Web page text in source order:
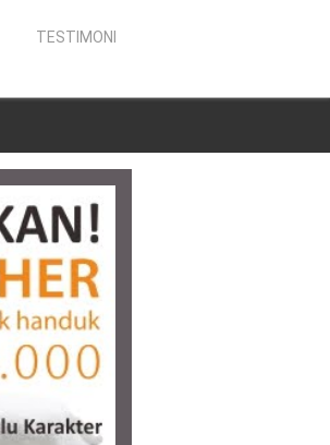
TESTIMONI